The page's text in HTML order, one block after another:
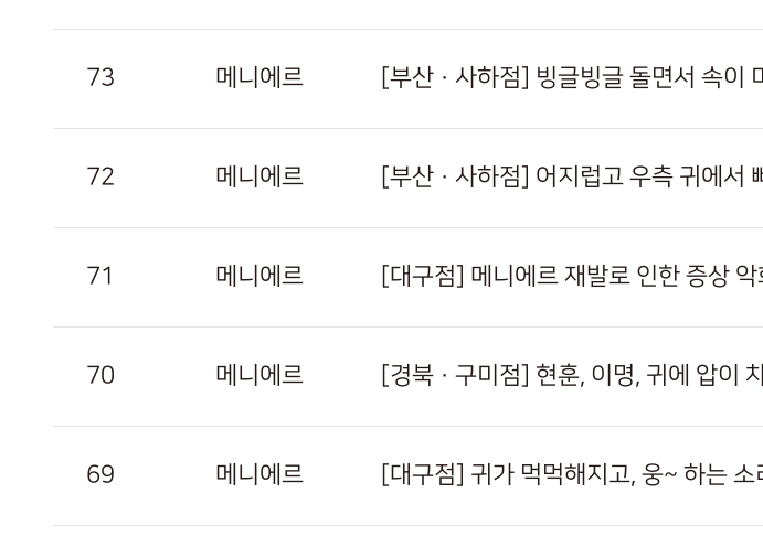
73 메니에르 [부산 · 사하점] 빙글빙글 돌면서 속이
72 메니에르 [부산 · 사하점] 어지럽고 우측 귀에서
71 메니에르 [대구점] 메니에르 재발로 인한 증상
70 메니에르 [경북 · 구미점] 현훈, 이명, 귀에 압이
69 메니에르 [대구점] 귀가 먹먹해지고, 웅~ 하는